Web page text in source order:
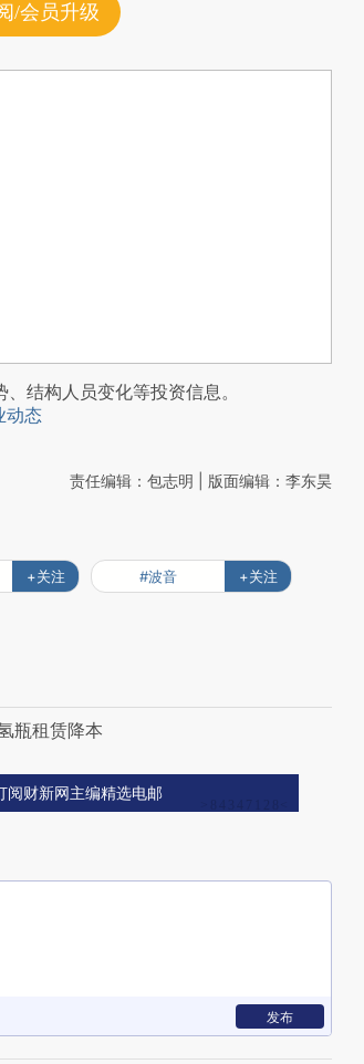
/会员升级
结构人员变化等投资信息。
动态
责任编辑：包志明 | 版面编辑：李东昊
+关注 #波音 +关注
瓶租赁降本
阅财新网主编精选电邮
发布